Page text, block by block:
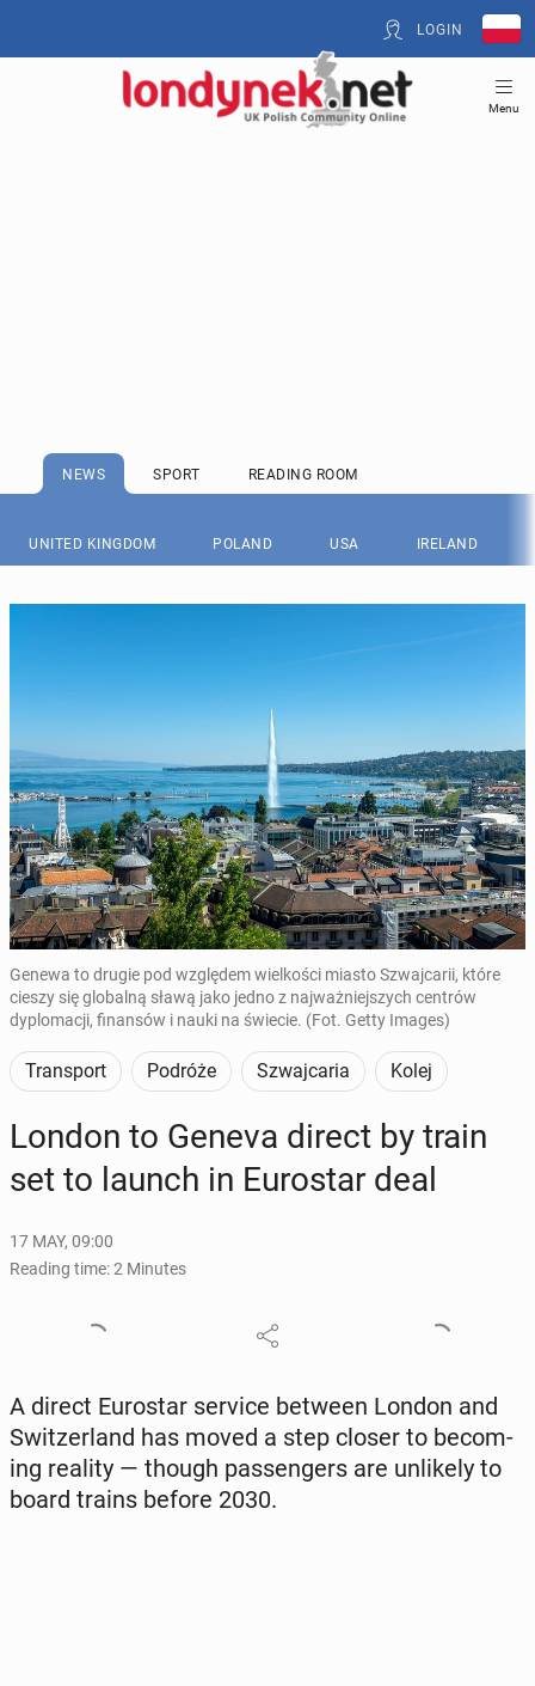
LOGIN
Menu
NEWS SPORT READING ROOM
UNITED KINGDOM POLAND USA IRELAND
Genewa to drugie pod względem wielkości miasto Szwajcarii, które
cieszy się globalną sławą jako jedno z najważniejszych centrów
dyplomacji, finansów i nauki na świecie. (Fot. Getty Images)
Transport Podróże Szwajcaria Kolej
London to Geneva direct by train
set to launch in Eu­rostar deal
17 MAY, 09:00
Reading time: 2 Minutes
A direct Eu­rostar service between London and
Switzer­land has moved a step closer to be­com­
ing reality — though pas­sen­gers are un­like­ly to
board trains before 2030.